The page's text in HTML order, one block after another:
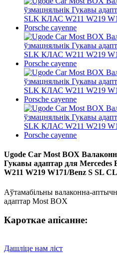
Ugode Car Most BOX
Гукавы адаптар для
W211 W219 W171/Benz S SL
Аўтамабільны валаконна-
адаптар Most BOX
Кароткае апісанне:
Дашліце нам ліст